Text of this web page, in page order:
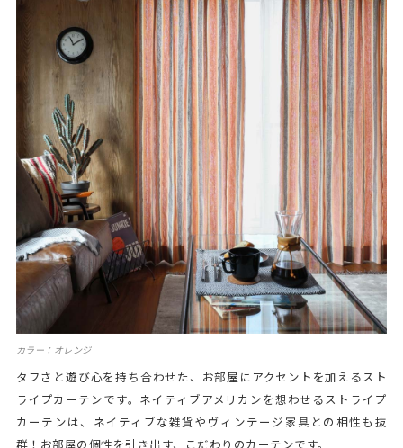
カラー：オレンジ
タフさと遊び心を持ち合わせた、お部屋にアクセントを加えるスト
ライプカーテンです。ネイティブアメリカンを想わせるストライプ
カーテンは、ネイティブな雑貨やヴィンテージ家具との相性も抜
群！お部屋の個性を引き出す、こだわりのカーテンです。